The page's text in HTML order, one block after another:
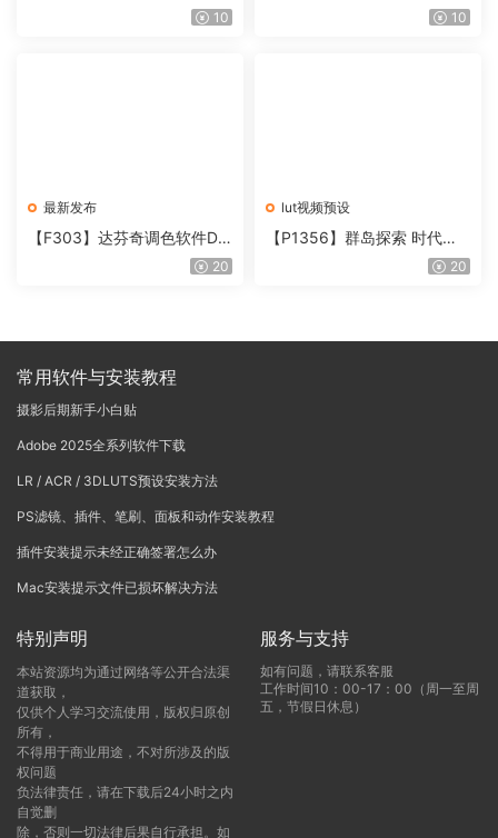
件 Contour V2.2.2 WinMac10
片质感DCTL节点调色预设 M
10
最新发布
【F303】达芬奇调色软件Da
Vinci Resolve Studio21.0.320
lut视频预设
【P1356】群岛探索 时代马
戏团 – QUEST 60 调色预设A
20
常用软件与安装教程
摄影后期新手小白贴
Adobe 2025全系列软件下载
LR / ACR / 3DLUTS预设安装方法
PS滤镜、插件、笔刷、面板和动作安装教程
插件安装提示未经正确签署怎么办
Mac安装提示文件已损坏解决方法
特别声明
本站资源均为通过网络等公开合法渠
道获取，
仅供个人学习交流使用，版权归原创
所有，
不得用于商业用途，不对所涉及的版
权问题
负法律责任，请在下载后24小时之内
自觉删
除，否则一切法律后果自行承担。如
服务与支持
如有问题，请联系客服
工作时间10：00-17：00（周一至周
五，节假日休息）